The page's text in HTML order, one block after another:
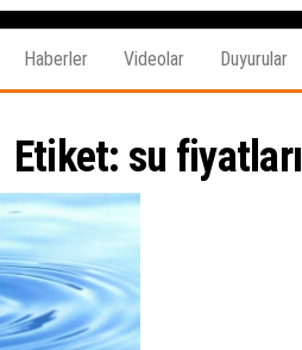
Haberler Videolar Duyurular
Etiket: su fiyatları